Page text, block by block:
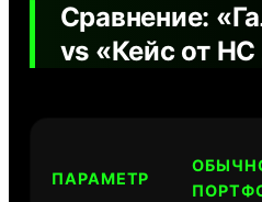
Сравнение:
vs «Кейс от
ПАРАМЕТР